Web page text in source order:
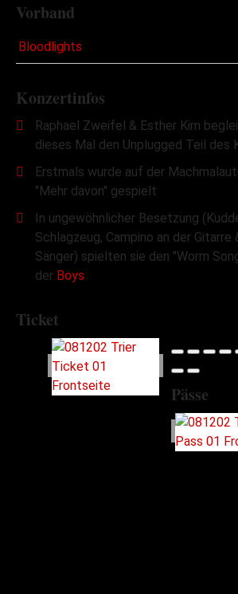
Vorband
Bloodlights
Konzertinfos
Raphael Zweifel & Esther Kim
dieses Mal den Unplugged Teil des
Erstmals wurde auf der
"Mehr davon" gespielt
In ungewöhnlicher Besetzung
Schlagzeug, Campino an der Gitarre
Sänger) spielten sie den "Worm
der Boys
Ticket
Pässe